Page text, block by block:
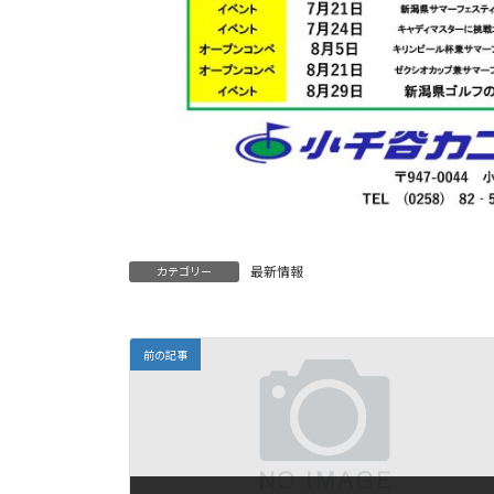
カテゴリー 最新情報
前の記事